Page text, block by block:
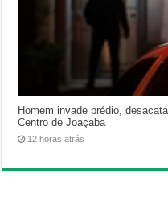
Homem invade prédio,
Centro de Joaçaba
12 horas atrás